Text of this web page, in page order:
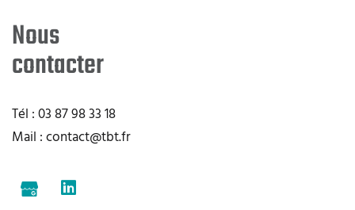
Nous
contacter
Tél : 03 87 98 33 18
Mail : contact@tbt.fr